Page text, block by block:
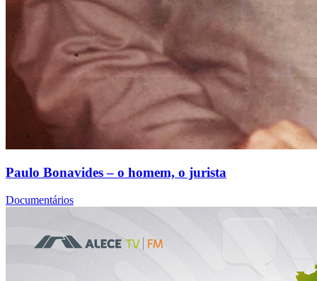
Paulo Bonavides – o homem, o jurista
Documentários